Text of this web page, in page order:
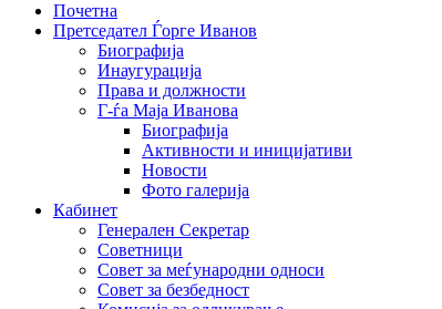
Почетна
Претседател Ѓорге Иванов
Биографија
Инаугурација
Права и должности
Г-ѓа Маја Иванова
Биографија
Активности и иницијативи
Новости
Фото галерија
Кабинет
Генерален Секретар
Советници
Совет за меѓународни односи
Совет за безбедност